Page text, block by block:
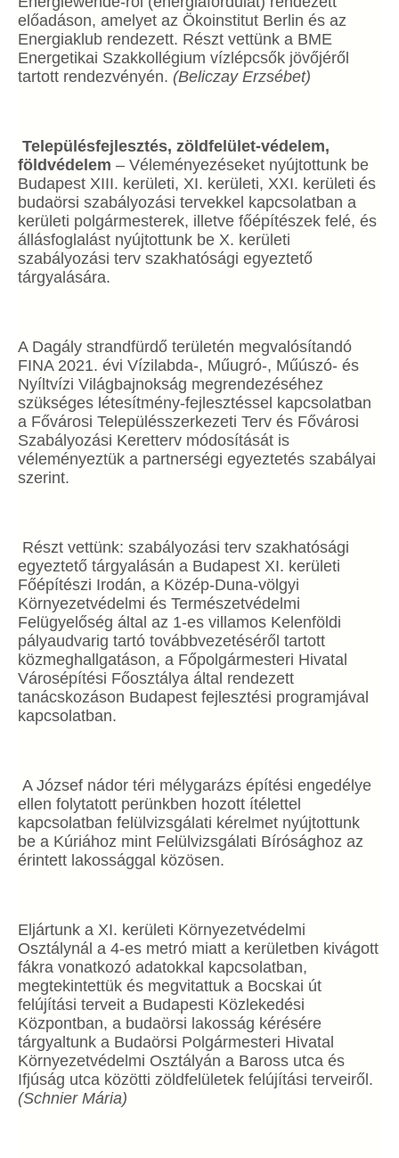
előadáson, amelyet az Ökoinstitut Berlin és az
Energiaklub rendezett. Részt vettünk a BME
Energetikai Szakkollégium vízlépcsők jövőjéről
tartott rendezvényén. (Beliczay Erzsébet)
Településfejlesztés, zöldfelület-védelem,
földvédelem – Véleményezéseket nyújtottunk be
Budapest XIII. kerületi, XI. kerületi, XXI. kerületi és
budaörsi szabályozási tervekkel kapcsolatban a
kerületi polgármesterek, illetve főépítészek felé, és
állásfoglalást nyújtottunk be X. kerületi
szabályozási terv szakhatósági egyeztető
tárgyalására.
A Dagály strandfürdő területén megvalósítandó
FINA 2021. évi Vízilabda-, Műugró-, Műúszó- és
Nyíltvízi Világbajnokság megrendezéséhez
szükséges létesítmény-fejlesztéssel kapcsolatban
a Fővárosi Településszerkezeti Terv és Fővárosi
Szabályozási Keretterv módosítását is
véleményeztük a partnerségi egyeztetés szabályai
szerint.
Részt vettünk: szabályozási terv szakhatósági
egyeztető tárgyalásán a Budapest XI. kerületi
Főépítészi Irodán, a Közép-Duna-völgyi
Környezetvédelmi és Természetvédelmi
Felügyelőség által az 1-es villamos Kelenföldi
pályaudvarig tartó továbbvezetéséről tartott
közmeghallgatáson, a Főpolgármesteri Hivatal
Városépítési Főosztálya által rendezett
tanácskozáson Budapest fejlesztési programjával
kapcsolatban.
A József nádor téri mélygarázs építési engedélye
ellen folytatott perünkben hozott ítélettel
kapcsolatban felülvizsgálati kérelmet nyújtottunk
be a Kúriához mint Felülvizsgálati Bírósághoz az
érintett lakossággal közösen.
Eljártunk a XI. kerületi Környezetvédelmi
Osztálynál a 4-es metró miatt a kerületben kivágott
fákra vonatkozó adatokkal kapcsolatban,
megtekintettük és megvitattuk a Bocskai út
felújítási terveit a Budapesti Közlekedési
Központban, a budaörsi lakosság kérésére
tárgyaltunk a Budaörsi Polgármesteri Hivatal
Környezetvédelmi Osztályán a Baross utca és
Ifjúság utca közötti zöldfelületek felújítási terveiről.
(Schnier Mária)